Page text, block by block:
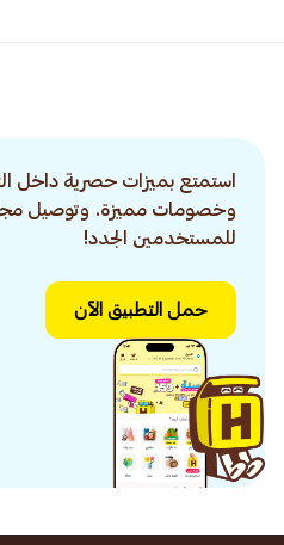
استمتع بميزات حصرية داخل
وخصومات مميزة. وتوصيل
للمستخدمين الجدد!
حمل التطبيق الآن